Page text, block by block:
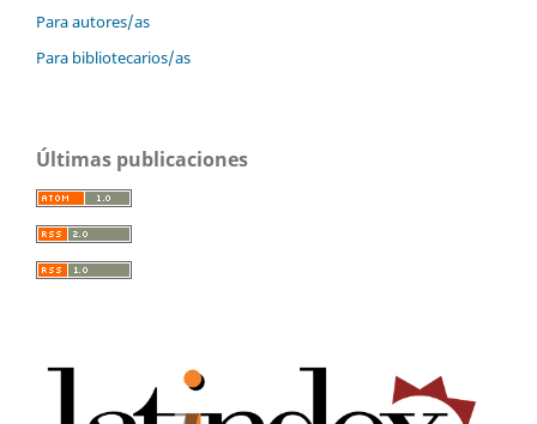
Para autores/as
Para bibliotecarios/as
Últimas publicaciones